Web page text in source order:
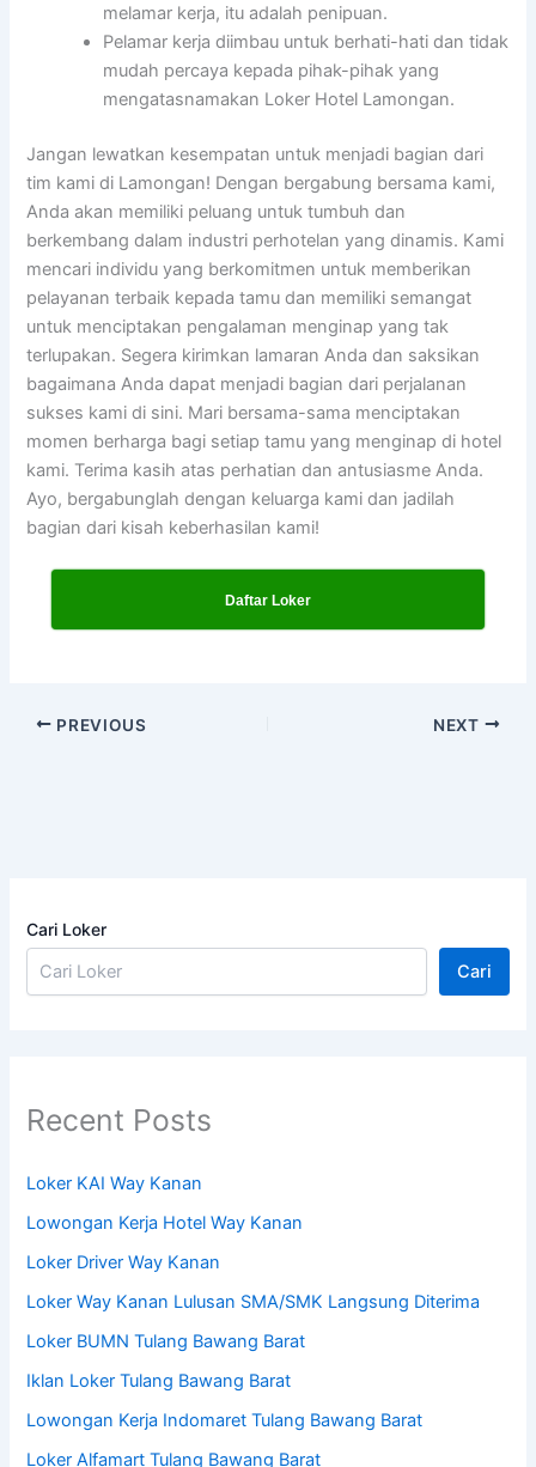
melamar kerja, itu adalah penipuan.
Pelamar kerja diimbau untuk berhati-hati dan tidak
mudah percaya kepada pihak-pihak yang
mengatasnamakan Loker Hotel Lamongan.
Jangan lewatkan kesempatan untuk menjadi bagian dari
tim kami di Lamongan! Dengan bergabung bersama kami,
Anda akan memiliki peluang untuk tumbuh dan
berkembang dalam industri perhotelan yang dinamis. Kami
mencari individu yang berkomitmen untuk memberikan
pelayanan terbaik kepada tamu dan memiliki semangat
untuk menciptakan pengalaman menginap yang tak
terlupakan. Segera kirimkan lamaran Anda dan saksikan
bagaimana Anda dapat menjadi bagian dari perjalanan
sukses kami di sini. Mari bersama-sama menciptakan
momen berharga bagi setiap tamu yang menginap di hotel
kami. Terima kasih atas perhatian dan antusiasme Anda.
Ayo, bergabunglah dengan keluarga kami dan jadilah
bagian dari kisah keberhasilan kami!
Daftar Loker
PREVIOUS NEXT
Cari Loker
Cari
Recent Posts
Loker KAI Way Kanan
Lowongan Kerja Hotel Way Kanan
Loker Driver Way Kanan
Loker Way Kanan Lulusan SMA/SMK Langsung Diterima
Loker BUMN Tulang Bawang Barat
Iklan Loker Tulang Bawang Barat
Lowongan Kerja Indomaret Tulang Bawang Barat
Loker Alfamart Tulang Bawang Barat